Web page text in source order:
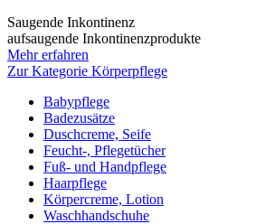
Saugende Inkontinenz
aufsaugende Inkontinenzprodukte
Mehr erfahren
Zur Kategorie Körperpflege
Babypflege
Badezusätze
Duschcreme, Seife
Feucht-, Pflegetücher
Fuß- und Handpflege
Haarpflege
Körpercreme, Lotion
Waschhandschuhe